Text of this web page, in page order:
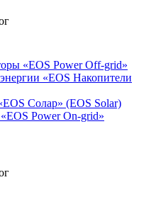
«EOS Power Off-grid»
«EOS Накопители
Солар» (EOS Solar)
Power On-grid»